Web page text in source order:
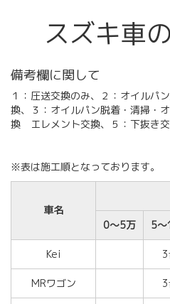
スズキ車
備考欄に関して
１：圧送交換のみ、２：オイルパ
換、３：オイルパン脱着・清掃・
換 エレメント交換、５：下抜き
※表は施工順となっております。
車名
0～5万 5
Kei
MRワゴン